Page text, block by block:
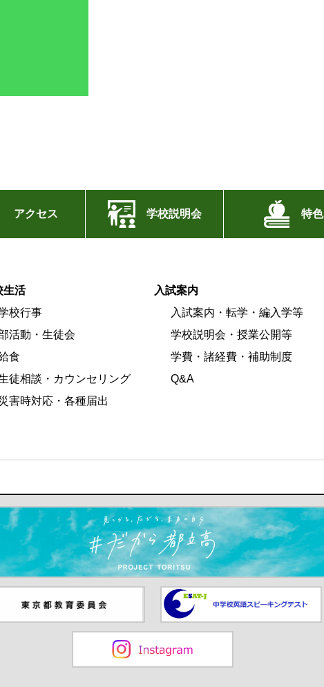
アクセス 学校説明会 特色
生活
校行事
活動・生徒会
食
徒相談・カウンセリング
害時対応・各種届出
入試案内
入試案内・転学・編入学等
学校説明会・授業公開等
学費・諸経費・補助制度
Q&A
）
開きます）
中学校英語スピーキングテスト
（別ウインドウが開きます）
Instagram（別ウインドウが開き